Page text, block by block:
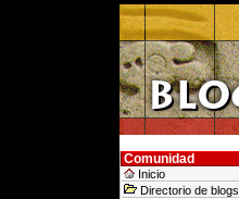
Comunidad
Inicio
Directorio de blogs